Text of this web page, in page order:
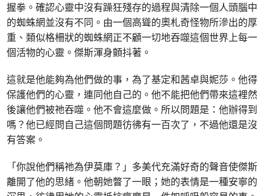
握拳。確認心靈中沒有躁狂殘存的過程與清除一個人頭腦中
的蜘蛛網並沒有不同。由一個高聳的奧札奇怪物所滲出的厚
重、類似格柵狀的蜘蛛網正不顧一切地吞噬這個世界上每一
個活物的心靈。傑斯渾身顫抖著。
這就是他能夠為他們做的事，為了基定和茜卓與妮莎。他得
保護他們的心靈，連同他自己的。他不能把他們帶來這裡然
後讓他們被祂吞噬。他不會這麼做。所以問題是：他辦得到
嗎？他已經問自己這個問題彷彿有一百次了，不過他還是沒
有答案。
「你說他們稱祂為伊莫庫？」多美代充滿好奇的聲音使傑斯
離開了他的思緒。他朝她瞥了一眼；她的表情是一種安寧的